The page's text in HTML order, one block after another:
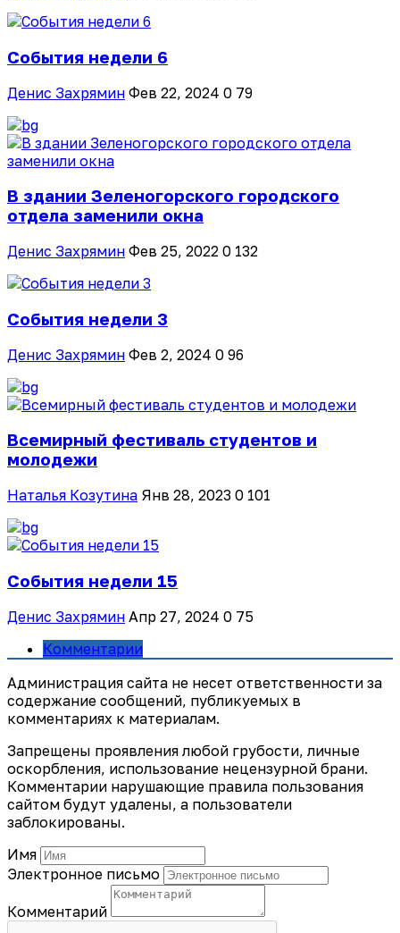
События недели 6
Денис Захрямин Фев 22, 2024 0 79
В здании Зеленогорского городского
отдела заменили окна
Денис Захрямин Фев 25, 2022 0 132
События недели 3
Денис Захрямин Фев 2, 2024 0 96
Всемирный фестиваль студентов и
молодежи
Наталья Козутина Янв 28, 2023 0 101
События недели 15
Денис Захрямин Апр 27, 2024 0 75
Комментарии
Администрация сайта не несет ответственности за
содержание сообщений, публикуемых в
комментариях к материалам.
Запрещены проявления любой грубости, личные
оскорбления, использование нецензурной брани.
Комментарии нарушающие правила пользования
сайтом будут удалены, а пользователи
заблокированы.
Имя
Электронное письмо
Комментарий